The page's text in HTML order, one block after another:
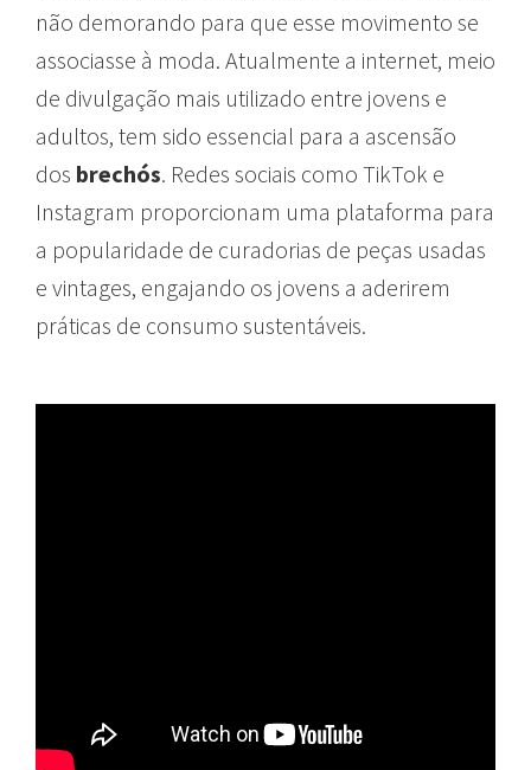
não demorando para que esse movimento se
associasse à moda. Atualmente a internet, meio
de divulgação mais utilizado entre jovens e
adultos, tem sido essencial para a ascensão
dos brechós. Redes sociais como TikTok e
Instagram proporcionam uma plataforma para
a popularidade de curadorias de peças usadas
e vintages, engajando os jovens a aderirem
práticas de consumo sustentáveis.